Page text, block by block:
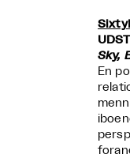
Sky,
En